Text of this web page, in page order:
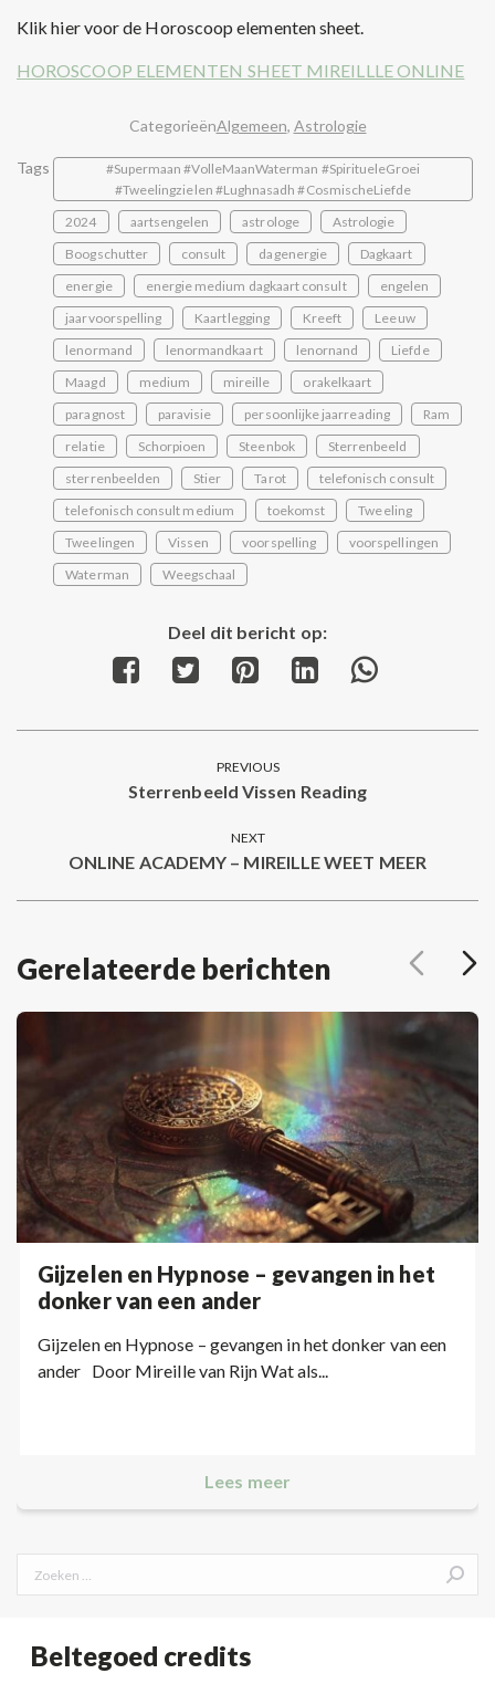
Klik hier voor de Horoscoop elementen sheet.
HOROSCOOP ELEMENTEN SHEET MIREILLLE ONLINE
CategorieënAlgemeen, Astrologie
Tags
#Supermaan #VolleMaanWaterman #SpiritueleGroei
#Tweelingzielen #Lughnasadh #CosmischeLiefde
2024
aartsengelen astrologe
Astrologie
Boogschutter
consult dagenergie
Dagkaart
energie
energie medium dagkaart consult
engelen
jaarvoorspelling
Kaartlegging Kreeft
Leeuw
lenormand
lenormandkaart lenornand
Liefde
Maagd
medium mireille
orakelkaart
paragnost
paravisie persoonlijke jaarreading
Ram
relatie
Schorpioen Steenbok
Sterrenbeeld
sterrenbeelden
Stier Tarot
telefonisch consult
telefonisch consult medium
toekomst
Tweeling
Tweelingen
Vissen voorspelling
voorspellingen
Waterman
Weegschaal
Deel dit bericht op:
Share
Facebook
Share
Twitter
Share
Pinterest
Share
LinkedInWhatsApp
navigation
PREVIOUS
Previous
Sterrenbeeld Vissen Reading
NEXT
Next
post:
ONLINE ACADEMY – MIREILLE WEET MEER
Gerelateerde berichten
Gijzelen en Hypnose – gevangen in het
donker van een ander
Gijzelen en Hypnose – gevangen in het donker van een
ander Door Mireille van Rijn Wat als...
Lees meer
Search:
Beltegoed credits